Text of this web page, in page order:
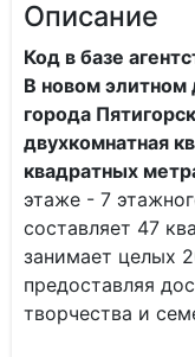
Описание
Код в базе
В новом элитном
города
двухкoмнaтнaя
квадрaтныx
этaжe - 7
составляет 47
занимает целых
предоставляя
творчества и